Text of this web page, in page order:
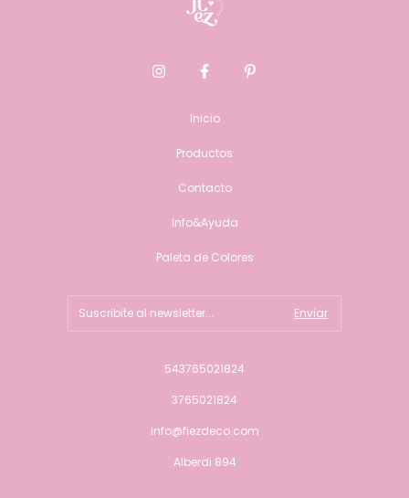
Inicio
Productos
Contacto
Info&Ayuda
Paleta de Colores
543765021824
3765021824
info@fiezdeco.com
Alberdi 894